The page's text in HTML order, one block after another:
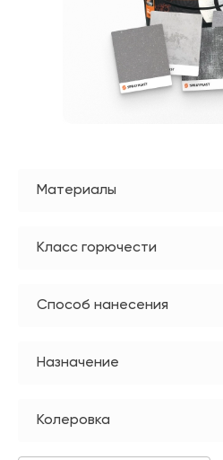
Материалы
Класс горючести
Способ нанесения
Назначение
Колеровка